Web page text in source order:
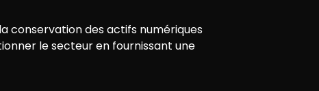
conservation des actifs numériques
le secteur en fournissant une